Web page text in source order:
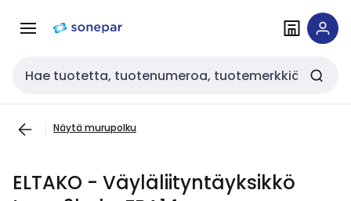
navigointiinsisältöön
Haku
Näytä murupolku
ELTAKO - Väyläliityntäyksikkö